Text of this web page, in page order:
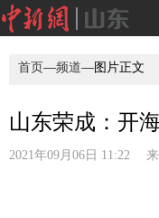
首页—频道—图片正文
山东荣成：开
2021年09月06日 11:22 来